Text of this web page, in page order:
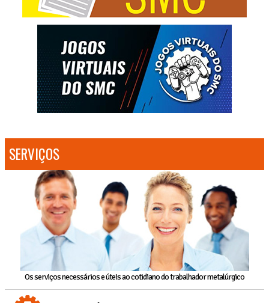
SERVIÇOS
Os serviços necessários e úteis ao cotidiano do trabalhador metalúrgico